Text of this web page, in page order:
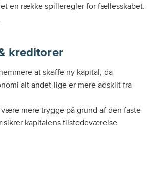
en række spilleregler for fællesskabet.
kreditorer
at skaffe ny kapital, da
alt andet lige er mere adskilt fra
mere trygge på grund af den faste
sikrer kapitalens tilstedeværelse.